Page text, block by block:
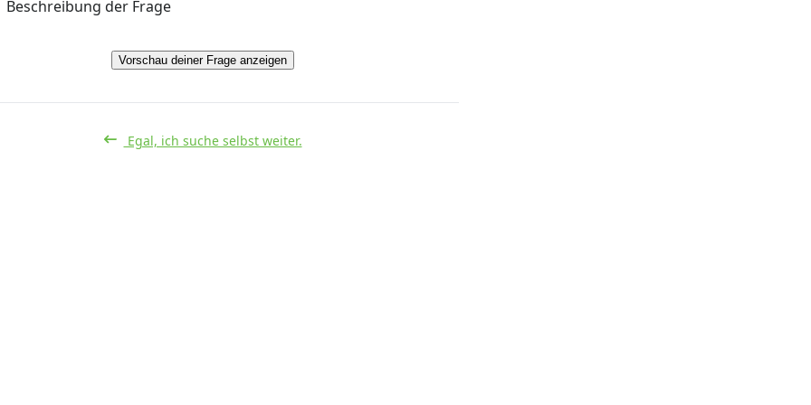
Beschreibung der Frage
Vorschau deiner Frage anzeigen
Egal, ich suche selbst weiter.